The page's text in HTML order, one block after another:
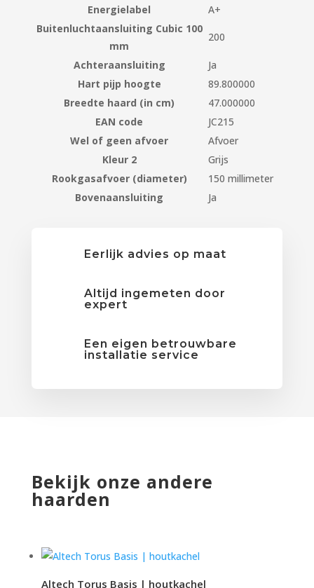
Energielabel
A+
Buitenluchtaansluiting Cubic 100
mm
200
Achteraansluiting
Ja
Hart pijp hoogte
89.800000
Breedte haard (in cm)
47.000000
EAN code
JC215
Wel of geen afvoer
Afvoer
Kleur 2
Grijs
Rookgasafvoer (diameter)
150 millimeter
Bovenaansluiting
Ja
Eerlijk advies op maat
Altijd ingemeten door
expert
Een eigen betrouwbare
installatie service
Bekijk onze andere
haarden
Altech Torus Basis | houtkachel